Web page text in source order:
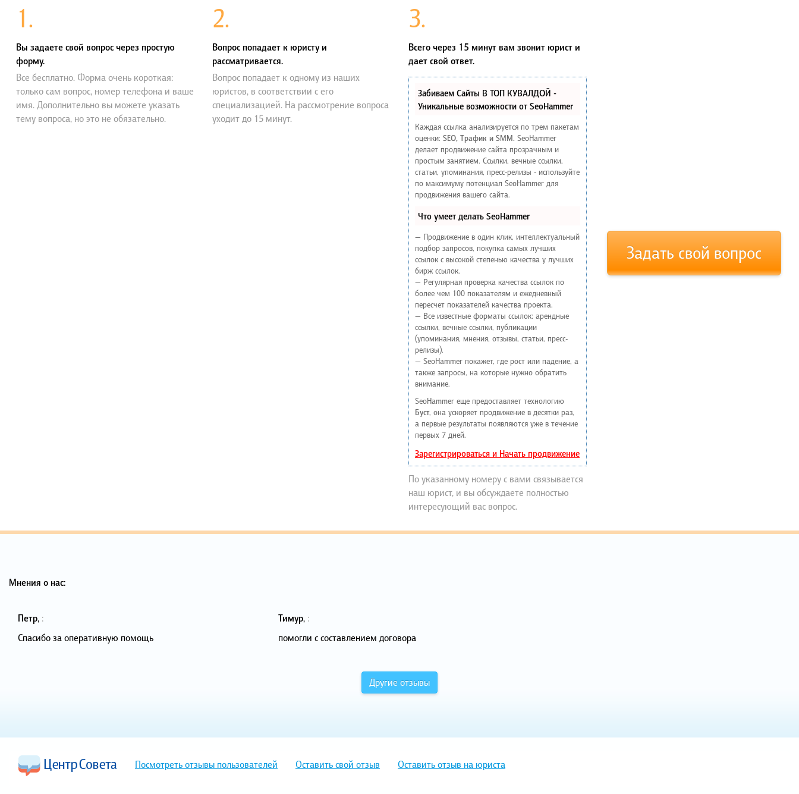
1.
Вы задаете свой вопрос через простую
форму.
Все бесплатно. Форма очень короткая:
только сам вопрос, номер телефона и ваше
имя. Дополнительно вы можете указать
тему вопроса, но это не обязательно.
2.
Вопрос попадает к юристу и
рассматривается.
Вопрос попадает к одному из наших
юристов, в соответствии с его
специализацией. На рассмотрение вопроса
уходит до 15 минут.
3.
Всего через 15 минут вам звонит юрист и
дает свой ответ.
Забиваем Сайты В ТОП КУВАЛДОЙ -
Уникальные возможности от SeoHammer
Каждая ссылка анализируется по трем пакетам
оценки: SEO, Трафик и SMM. SeoHammer
делает продвижение сайта прозрачным и
простым занятием. Ссылки, вечные ссылки,
статьи, упоминания, пресс-релизы - используйте
по максимуму потенциал SeoHammer для
продвижения вашего сайта.
Что умеет делать SeoHammer
— Продвижение в один клик, интеллектуальный
подбор запросов, покупка самых лучших
ссылок с высокой степенью качества у лучших
бирж ссылок.
— Регулярная проверка качества ссылок по
более чем 100 показателям и ежедневный
пересчет показателей качества проекта.
— Все известные форматы ссылок: арендные
ссылки, вечные ссылки, публикации
(упоминания, мнения, отзывы, статьи, пресс-
релизы).
— SeoHammer покажет, где рост или падение, а
также запросы, на которые нужно обратить
внимание.
SeoHammer еще предоставляет технологию
Буст, она ускоряет продвижение в десятки раз,
а первые результаты появляются уже в течение
первых 7 дней.
Зарегистрироваться и Начать продвижение
По указанному номеру с вами связывается
наш юрист, и вы обсуждаете полностью
интересующий вас вопрос.
Задать свой вопрос
Мнения о нас:
Петр, :
Спасибо за оперативную помощь
Тимур, :
помогли с составлением договора
Другие отзывы
Посмотреть отзывы пользователей Оставить свой отзыв Оставить отзыв на юриста